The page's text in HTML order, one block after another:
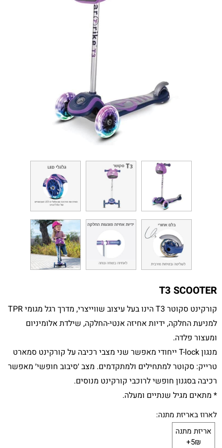
T3 SCOOTER
קורקינט סקוטר T3 הינו בעל עיצוב שווייצרי, מדרך רגל מגומי TPR
למניעת החלקה, ידיות אחיזה אנטי-החלקה, שילדת אלומיניום
ומעצור פלדה.
מנגון T-lock ייחודי מאפשר שני מצבי רכיבה על קורקינט סמארט
טרייק: סקוטר למתחילים ולמתקדמים. מצב ׳סיבוב חופשי׳ מאפשר
רכיבה בסגנון חופשי לרוכבי קורקינט מנוסים.
* מתאים מגיל שנתיים ומעלה.
לארוז באריזת מתנה:
אריזת מתנה
5₪+